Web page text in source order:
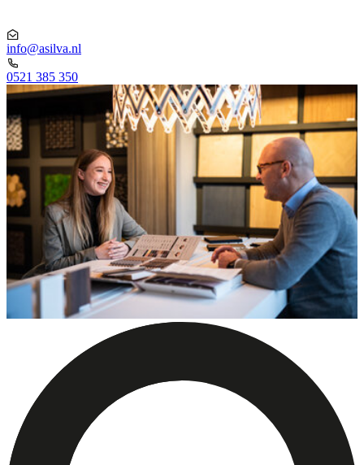
info@asilva.nl
0521 385 350